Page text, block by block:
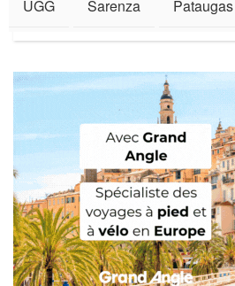
UGG Sarenza Pataugas